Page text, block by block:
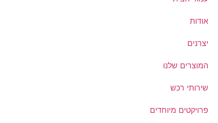
אודות
יצרנים
המוצרים שלנו
שירותי רכש
פרויקטים מיוחדים